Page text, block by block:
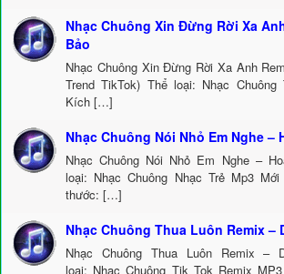
Nhạc Chuông Xin Đừng Rời Xa
Bảo
Nhạc Chuông Xin Đừng Rời Xa Anh
Trend TikTok) Thể loại: Nhạc
Kích […]
Nhạc Chuông Nói Nhỏ Em Nghe –
Nhạc Chuông Nói Nhỏ Em Nghe –
loại: Nhạc Chuông Nhạc Trẻ Mp3
thước: […]
Nhạc Chuông Thua Luôn Remix –
Nhạc Chuông Thua Luôn Remix –
loại: Nhạc Chuông Tik Tok Remix